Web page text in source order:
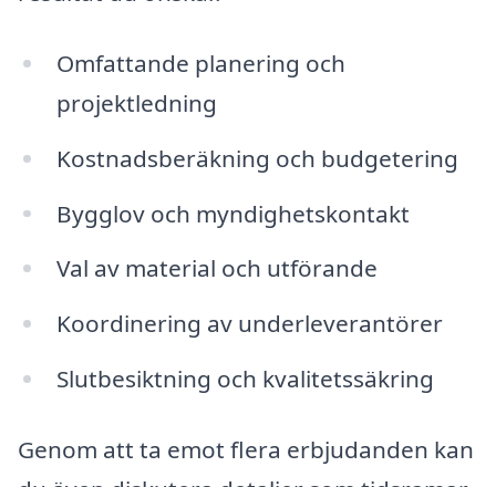
Omfattande planering och
projektledning
Kostnadsberäkning och budgetering
Bygglov och myndighetskontakt
Val av material och utförande
Koordinering av underleverantörer
Slutbesiktning och kvalitetssäkring
Genom att ta emot flera erbjudanden kan